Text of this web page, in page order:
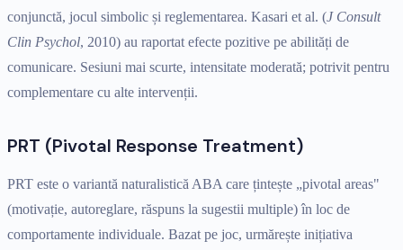
conjunctă, jocul simbolic și reglementarea. Kasari et al. (J Consult
Clin Psychol, 2010) au raportat efecte pozitive pe abilități de
comunicare. Sesiuni mai scurte, intensitate moderată; potrivit pentru
complementare cu alte intervenții.
PRT (Pivotal Response Treatment)
PRT este o variantă naturalistică ABA care țintește „pivotal areas"
(motivație, autoreglare, răspuns la sugestii multiple) în loc de
comportamente individuale. Bazat pe joc, urmărește inițiativa